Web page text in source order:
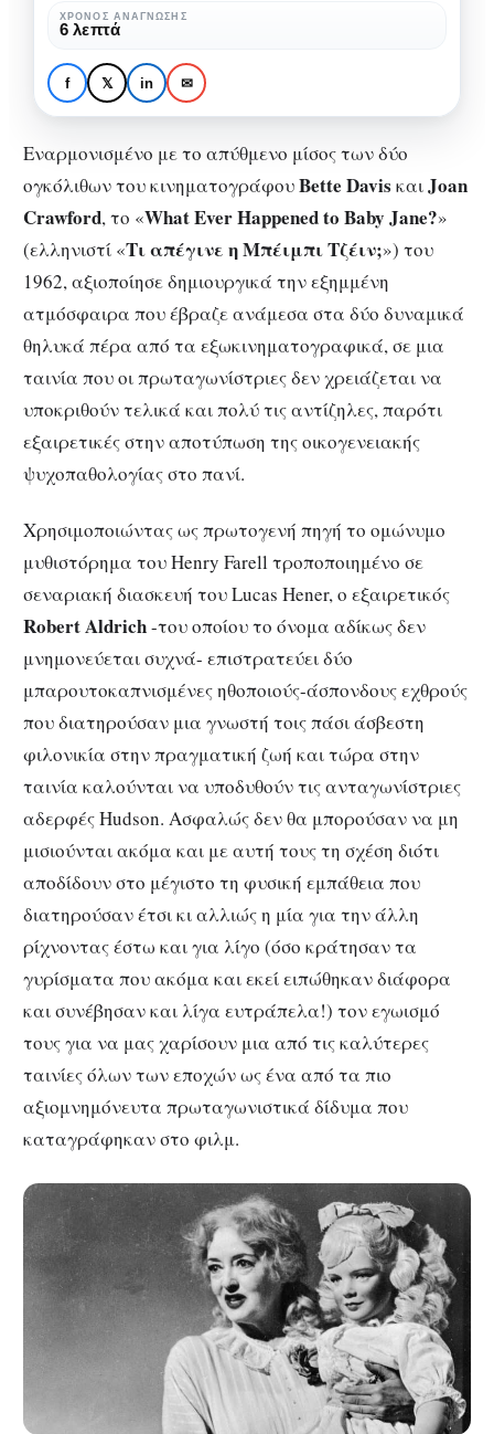
What Ever Happened to
Baby Jane?: Η
ψυχοπαθολογία στα
καλύτερά της
Baby
Jane?:
ψυχοπαθολογία
καλύτερά
της
ΧΡΌΝΟΣ ΑΝΆΓΝΩΣΗΣ
6 λεπτά
f 𝕏 in ✉
Εναρμονισμένο με το απύθμενο μίσος των δύο
ογκόλιθων του κινηματογράφουBette Davis καιJoan
Crawford, το «What Ever Happened to Baby Jane?»
(ελληνιστί «Τι απέγινε η Μπέιμπι Τζέιν;») του
1962, αξιοποίησε δημιουργικά την εξημμένη
ατμόσφαιρα που έβραζε ανάμεσα στα δύο δυναμικά
θηλυκά πέρα από τα εξωκινηματογραφικά, σε μια
ταινία που οι πρωταγωνίστριες δεν χρειάζεται να
υποκριθούν τελικά και πολύ τις αντίζηλες, παρότι
εξαιρετικές στην αποτύπωση της οικογενειακής
ψυχοπαθολογίας στο πανί.
Χρησιμοποιώντας ως πρωτογενή πηγή το ομώνυμο
μυθιστόρημα του Henry Farell τροποποιημένο σε
σεναριακή διασκευή του Lucas Hener, o εξαιρετικός
RobertAldrich-του οποίου το όνομα αδίκως δεν
μνημονεύεται συχνά- επιστρατεύει δύο
μπαρουτοκαπνισμένες ηθοποιούς-άσπονδους εχθρούς
που διατηρούσαν μια γνωστή τοις πάσι άσβεστη
φιλονικία στην πραγματική ζωή και τώρα στην
ταινία καλούνται να υποδυθούν τις ανταγωνίστριες
αδερφές Hudson. Ασφαλώς δεν θα μπορούσαν να μη
μισιούνται ακόμα και με αυτή τους τη σχέση διότι
αποδίδουν στο μέγιστο τη φυσική εμπάθεια που
διατηρούσαν έτσι κι αλλιώς η μία για την άλλη
ρίχνοντας έστω και για λίγο (όσο κράτησαν τα
γυρίσματα που ακόμα και εκεί ειπώθηκαν διάφορα
και συνέβησαν και λίγα ευτράπελα!) τον εγωισμό
τους για να μας χαρίσουν μια από τις καλύτερες
ταινίες όλων των εποχών ως ένα από τα πιο
αξιομνημόνευτα πρωταγωνιστικά δίδυμα που
καταγράφηκαν στο φιλμ.